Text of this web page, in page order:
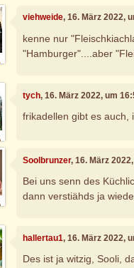
viehweide, 16. März 2022,
kenne nur
"Hamburger"....aber
tych, 16. März 2022, um
frikadellen gibt es auch,
Soolbrunzer, 16. März
Bei uns senn des
dann verstiähds ja
hallertau1, 16. März 2022,
Des ist ja witzig, Sooli,